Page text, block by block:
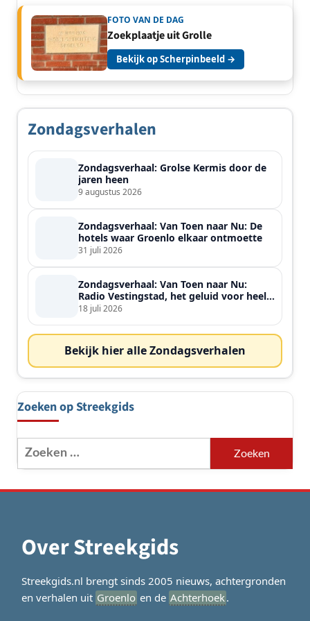
FOTO VAN DE DAG
Zoekplaatje uit Grolle
Bekijk op Scherpinbeeld →
Zondagsverhalen
Zondagsverhaal: Grolse Kermis door de
jaren heen
9 augustus 2026
Zondagsverhaal: Van Toen naar Nu: De
hotels waar Groenlo elkaar ontmoette
31 juli 2026
Zondagsverhaal: Van Toen naar Nu:
Radio Vestingstad, het geluid voor heel
de streek
18 juli 2026
Bekijk hier alle Zondagsverhalen
Zoeken op Streekgids
Zoeken
naar:
Over Streekgids
Streekgids.nl brengt sinds 2005 nieuws, achtergronden
en verhalen uit Groenlo en de Achterhoek.